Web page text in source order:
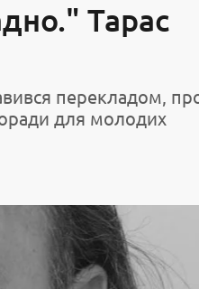
Тарас
перекладом,
для молодих